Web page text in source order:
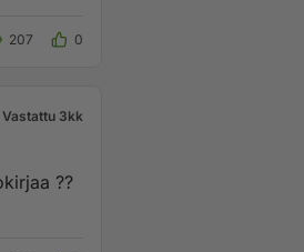
207 0
Vastattu 3kk
??